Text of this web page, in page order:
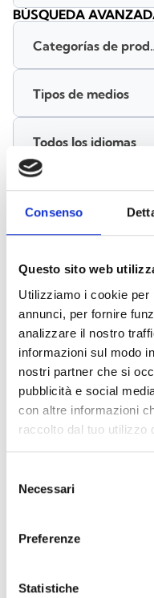
Consenso
Questo sito web
Utilizziamo i cookie per
annunci, per fornire
analizzare il nostro
informazioni sul modo
nostri partner che si
pubblicità e social
con altre informazioni
raccolto dal tuo utilizzo
delNecessari
Preferenze
Statistiche
Accesorios bases
Accesorios para la
Accesorios para
Accesorios
Accesorios de la
Seleccionar todo
Inicia sesión antes de
iconolock
BÚSQUEDA
Tipos de medios
Todos los idiomas
BUSCAR
BORRAR FILTROS